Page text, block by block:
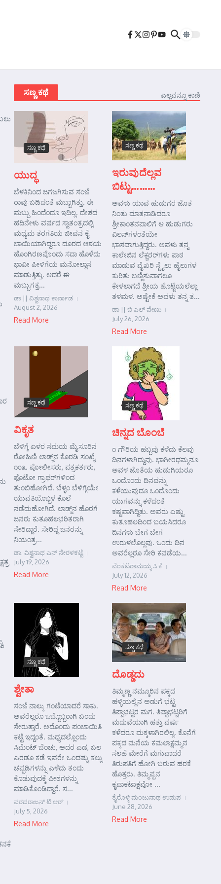
ಸಣ್ಣ ಕಥೆ ಎಲ್ಲವನ್ನೂ ಕಾಣಿ
ಸಣ್ಣ ಕಥೆ
ಯುದ್ಧ
ಬೆಳಕಿನಿಂದ ಜಗಜಗಿಸುವ ಸಂಜೆ
ರಾವು ಬಡಿದಂತೆ ಮಬ್ಬಾಗಿತ್ತು. ಈ
ಮಬ್ಬು ಹಿಂದೆಂದೂ ಇದಿಲ್ಲ. ದೇಶದ
ಹದಿನೇಳು ವರ್ಷದ ಸ್ವಾತಂತ್ರದಲ್ಲಿ,
ಮಧ್ಯಮ ತರಗತಿಯ ಜೀವನ ಕೈ
ಬಾಯಿಯಾಗಿದ್ದರೂ ದೂರದ ಆಶಯ
ಹೊಂಗಿರಣವೊಂದು ಸದಾ ಹೊಳೆದು
ಭಾವೀ ಪೀಳಿಗೆಯ ಮನೋಲ್ಲಾಸ
ಮಾಡುತ್ತಿತ್ತು. ಆದರೆ ಈ
ಮಬ್ಬುಗತ್ತ...
ಡಾ || ವಿಶ್ವನಾಥ ಕಾರ್ನಾಡ
August 2, 2026
Read More
ಸಣ್ಣ ಕಥೆ
ಇರುವುದೆಲ್ಲವ
ಬಿಟ್ಟು………
ಅವಳು ಯಾವ ಹುಡುಗರ ಜೊತ
ನಿಂತು ಮಾತನಾಡಿದರೂ
ಶ್ರೀಕಾಂತನಪಾಲಿಗೆ ಆ ಹುಡುಗರು
ವಿಲನ್‌ಗಳಂತೆಯೇ
ಭಾಸವಾಗುತ್ತಿದ್ದರು. ಅವಳು ತನ್ನ
ಕಾಲೇಜಿನ ಲೆಕ್ಚರರ್‌ಗಳು ಪಾಠ
ಮಾಡುವ ವೈಖರಿ ಸ್ಟೈಲು ಹೈಲುಗಳ
ಕುರಿತು ಬಣ್ಣಿಸುವಾಗಲೂ
ಕೇಳಲಾಗದೆ ಶ್ರೀಯ ಹೊಟ್ಟೆಯಲೆಲ್ಲಾ
ತಳಮಳ. ಅಷ್ಟೇಕೆ ಅವಳು ತನ್ನ ತ...
ಡಾ || ಬಿ ಎಲ್ ವೇಣು
July 26, 2026
Read More
ಸಣ್ಣ ಕಥೆ
ವಿಕೃತ
ಬೆಳಿಗ್ಗೆ ಏಳರ ಸಮಯ ಮೈಸೂರಿನ
ರೋಹಿಣಿ ಲಾಡ್ಜ್‌ನ ಕೊಠಡಿ ಸಂಖ್ಯೆ
೧೦೩. ಪೋಲೀಸರು, ಪತ್ರಕರ್ತರು,
ಫೊಟೋ ಗ್ರಾಫರ್‌ಗಳಿಂದ
ತುಂಬಿಹೋಗಿದೆ. ಬೆಳ್ಳಂ ಬೆಳಿಗ್ಗೆಯೇ
ಯುವತಿಯೊಬ್ಬಳ ಕೊಲೆ
ನಡೆದುಹೋಗಿದೆ. ಲಾಡ್ಜ್‌ನ ಹೊರಗೆ
ಜನರು ಕುತೂಹಲಭರಿತರಾಗಿ
ಸೇರಿದ್ದಾರೆ. ಸೇರಿದ್ದ ಜನರನ್ನು
ನಿಯಂತ್ರ...
ಡಾ. ವಿಶ್ವನಾಥ ಎನ್ ನೇರಳಕಟ್ಟೆ
July 19, 2026
Read More
ಸಣ್ಣ ಕಥೆ
ಚಿನ್ನದ ಬೊಂಬೆ
೧ ಗೌರಿಯ ಹಬ್ಬವು ಕಳೆದು ಕೆಲವು
ದಿನಗಳಾಗಿದ್ದುವು. ಭಾಗೀರಥಮ್ಮನೂ
ಅವಳ ಜೊತೆಯ ಹುಡುಗಿಯರೂ
ಒಂದೊಂದು ದಿನವನ್ನು
ಕಳೆಯುವುದೂ ಒಂದೊಂದು
ಯುಗವನ್ನು ಕಳೆದಂತೆ
ಕಷ್ಟವಾಗಿದ್ದಿತು. ಅವರು ಎಷ್ಟು
ಕುತೂಹಲದಿಂದ ಬಯಸಿದರೂ
ದಿನಗಳು ಬೇಗ ಬೇಗ
ಉರುಳಲೊಲ್ಲವು. ಒಂದು ದಿನ
ಅವರೆಲ್ಲರೂ ಸೇರಿ ಕವಡೆಯ...
ವೆಂಕಟರಾಮಯ್ಯ ಸಿ ಕೆ
July 12, 2026
Read More
ಸಣ್ಣ ಕಥೆ
ಶ್ವೇತಾ
ಸಂಜೆ ನಾಲ್ಕು ಗಂಟೆಯಾದರೆ ಸಾಕು.
ಅವರೆಲ್ಲರೂ ಒಬ್ಬೊಬ್ಬರಾಗಿ ಬಂದು
ಸೇರುತ್ತಾರೆ. ಅದೊಂದು ಪಂಚಾಯಿತಿ
ಕಟ್ಟೆ ಇದ್ದಂತೆ. ಮಧ್ಯದಲ್ಲೊಂದು
ಸಿಮೆಂಟ್ ಬೆಂಚು, ಅದರ ಎಡ, ಬಲ
ಎರಡೂ ಕಡೆ ಇವರೇ ಒಂದಷ್ಟು ಕಲ್ಲು
ಚಪ್ಪಡಿಗಳನ್ನು ಎಳೆದು ತಂದು
ಕೊಡುವುದಕ್ಕೆ ಪೀಠಗಳನ್ನು
ಮಾಡಿಕೊಂಡಿದ್ದಾರೆ. ಸ...
ವರದರಾಜನ್ ಟಿ ಆರ್
July 5, 2026
Read More
ಸಣ್ಣ ಕಥೆ
ದೊಡ್ಡದು
ತಿಮ್ಮಣ್ಣ ನಮ್ಮೂರಿನ ಪಕ್ಕದ
ಹಳ್ಳಿಯಲ್ಲಿನ ಅಡುಗೆ ಭಟ್ಟ
ತಿಪ್ಪಾಭಟ್ಟರ ಮಗ. ತಿಪ್ಪಾಭಟ್ಟರಿಗೆ
ಮದುವೆಯಾಗಿ ಹತ್ತು ವರ್ಷ
ಕಳೆದರೂ ಮಕ್ಕಳಾಗಿರಲಿಲ್ಲ. ಕೊನೆಗೆ
ಪಕ್ಕದ ಮನೆಯ ಕಮಲಾಕ್ಷಮ್ಮನ
ಸಲಹೆ ಮೇರೆಗೆ ಮಗುವಾದರೆ
ತಿರುಪತಿಗೆ ಹೋಗಿ ಬರುವ ಹರಕೆ
ಹೊತ್ತರು. ತಿಮ್ಮಪ್ಪನ
ಕೃಪಾಕಟಾಕ್ಷವೋ ...
ತೈರೊಳ್ಳಿ ಮಂಜುನಾಥ ಉಡುಪ
June 28, 2026
Read More